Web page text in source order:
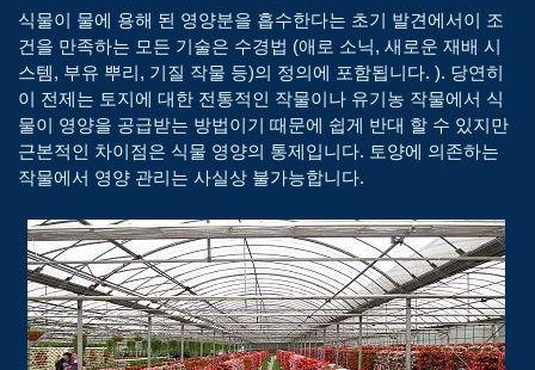
식물이 물에 용해 된 영양분을 흡수한다는 초기 발견에서이 조
건을 만족하는 모든 기술은 수경법 (애로 소닉, 새로운 재배 시
스템, 부유 뿌리, 기질 작물 등)의 정의에 포함됩니다. ). 당연히
이 전제는 토지에 대한 전통적인 작물이나 유기농 작물에서 식
물이 영양을 공급받는 방법이기 때문에 쉽게 반대 할 수 있지만
근본적인 차이점은 식물 영양의 통제입니다. 토양에 의존하는
작물에서 영양 관리는 사실상 불가능합니다.